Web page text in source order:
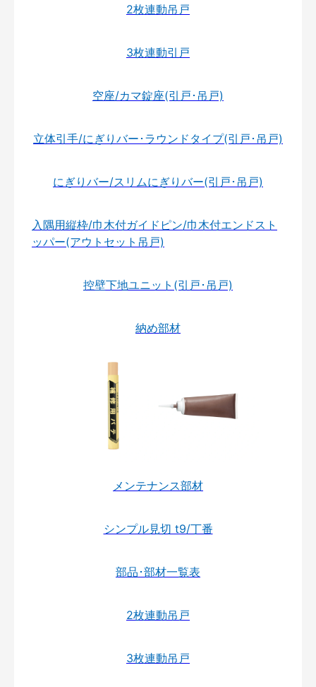
2枚連動吊戸
3枚連動引戸
空座/カマ錠座(引戸･吊戸)
立体引手/にぎりバー･ラウンドタイプ(引戸･吊戸)
にぎりバー/スリムにぎりバー(引戸･吊戸)
入隅用縦枠/巾木付ガイドピン/巾木付エンドスト
ッパー(アウトセット吊戸)
控壁下地ユニット(引戸･吊戸)
納め部材
メンテナンス部材
シンプル見切 t9/丁番
部品･部材一覧表
2枚連動吊戸
3枚連動吊戸